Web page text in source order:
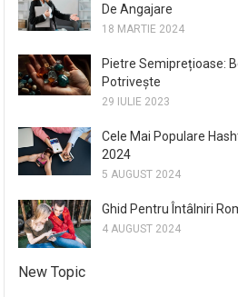
De Angajare
18 MARTIE 2024
Pietre Semiprețioase:
Potrivește
29 IULIE 2023
Cele Mai Populare
2024
5 AUGUST 2024
Ghid Pentru Întâlniri
4 AUGUST 2024
New Topic